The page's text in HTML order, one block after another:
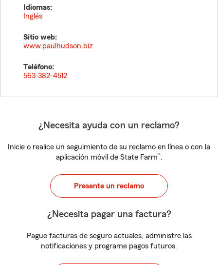
Idiomas:
Inglés
Sitio web:
www.paulhudson.biz
Teléfono:
563-382-4512
¿Necesita ayuda con un reclamo?
Inicie o realice un seguimiento de su reclamo en línea o con la
aplicación móvil de State Farm®.
Presente un reclamo
¿Necesita pagar una factura?
Pague facturas de seguro actuales, administre las
notificaciones y programe pagos futuros.